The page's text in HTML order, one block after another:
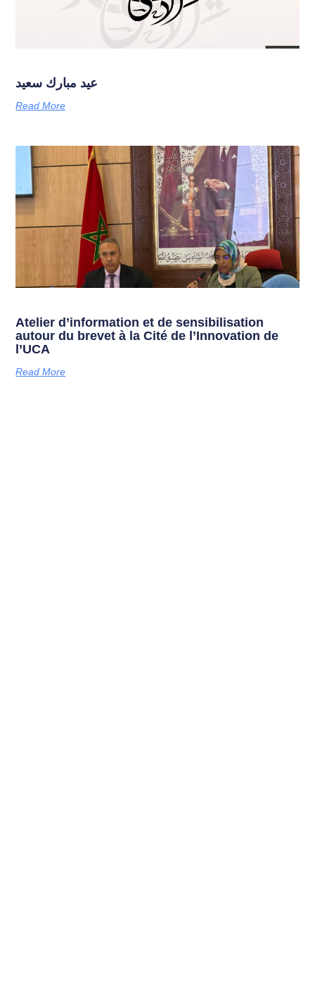
عيد مبارك سعيد
Read More
Atelier d’information et de sensibilisation
autour du brevet à la Cité de l’Innovation de
l’UCA
Read More